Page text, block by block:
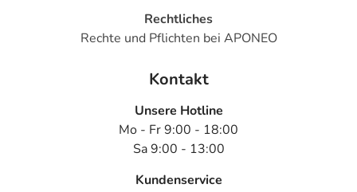
Rechtliches
Rechte und Pflichten bei APONEO
Kontakt
Unsere Hotline
Mo - Fr 9:00 - 18:00
Sa 9:00 - 13:00
Kundenservice